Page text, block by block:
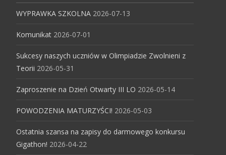
WYPRAWKA SZKOLNA 2026-07-13
Komunikat 2026-07-01
Sukcesy naszych uczniów w Olimpiadzie Zwolnieni z
Teorii 2026-05-31
Zaproszenie na Dzień Otwarty III LO 2026-05-14
POWODZENIA MATURZYŚCI! 2026-05-03
Ostatnia szansa na zapisy do darmowego konkursu
Gigathon! 2026-04-22